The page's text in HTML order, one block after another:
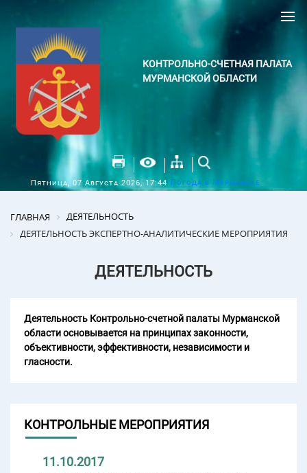
КОНТРОЛЬНО-СЧЕТНАЯ ПАЛАТА
МУРМАНСКОЙ ОБЛАСТИ
Пятница, 07 Августа 2026, 17:44 Погода в Мурманске
ГЛАВНАЯ
ДЕЯТЕЛЬНОСТЬ
ДЕЯТЕЛЬНОСТЬ ЭКСПЕРТНО-АНАЛИТИЧЕСКИЕ МЕРОПРИЯТИЯ
ДЕЯТЕЛЬНОСТЬ
Деятельность Контрольно-счетной палаты Мурманской
области основывается на принципах законности,
объективности, эффективности, независимости и
гласности.
КОНТРОЛЬНЫЕ МЕРОПРИЯТИЯ
11.10.2017